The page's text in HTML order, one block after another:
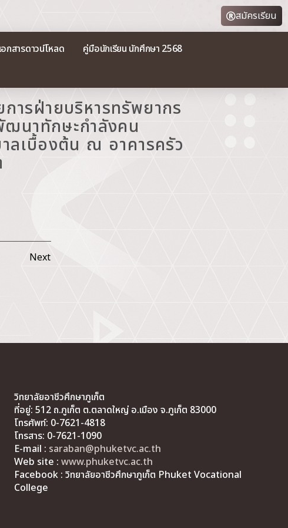
สมัครเรียน
เอกสารดาวน์โหลด
คู่มือนักเรียน นักศึกษา 2568
ารฝ่ายบริหารทรัพยากร
ฒนาทักษะกำลังคน
ลเบื้องต้น ณ อาคารครัว
Next
วิทยาลัยอาชีวศึกษาภูเก็ต
ที่อยู่: 512 ถ.ภูเก็ต ต.ตลาดใหญ่ อ.เมือง จ.ภูเก็ต 83000
โทรศัพท์: 0-7621-4818
โทรสาร: 0-7621-1090
E-mail : saraban@phuketvc.ac.th
Web site :www.phuketvc.ac.th
Facebook : วิทยาลัยอาชีวศึกษาภูเก็ต Phuket Vocational
College